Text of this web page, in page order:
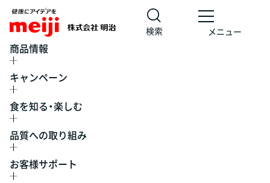
検索 メニュー
商品情報
キャンペーン
食を知る・楽しむ
品質への取り組み
お客様サポート